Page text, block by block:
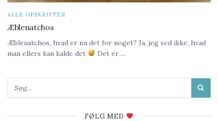
ALLE OPSKRIFTER
Æblenatchos
Æblenatchos, hvad er nu det for noget? Ja, jeg ved ikke, hvad
man ellers kan kalde det
Det er ...
FØLG MED